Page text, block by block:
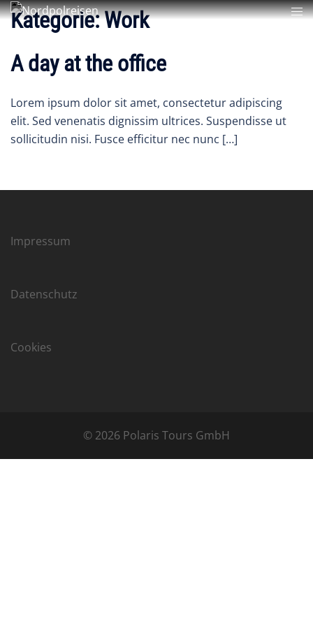
Kategorie:Work
A day at the office
Lorem ipsum dolor sit amet, consectetur adipiscing
elit. Sed venenatis dignissim ultrices. Suspendisse ut
sollicitudin nisi. Fusce efficitur nec nunc […]
Impressum
Datenschutz
Cookies
© 2026 Polaris Tours GmbH